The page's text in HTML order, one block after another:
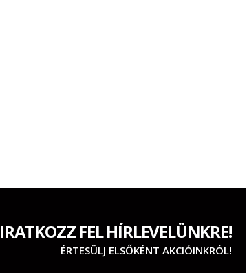
IRATKOZZ FEL HÍRLEVELÜNKRE!
ÉRTESÜLJ ELSŐKÉNT AKCIÓINKRÓL!